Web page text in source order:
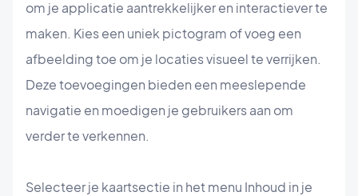
om je applicatie aantrekkelijker en interactiever te
maken. Kies een uniek pictogram of voeg een
afbeelding toe om je locaties visueel te verrijken.
Deze toevoegingen bieden een meeslepende
navigatie en moedigen je gebruikers aan om
verder te verkennen.
Selecteer je kaartsectie in het menu Inhoud in je